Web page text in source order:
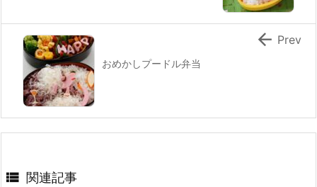
おめかしプードル弁当
 Prev
 関連記事